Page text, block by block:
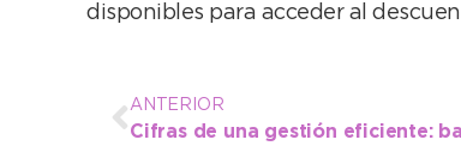
disponibles para acceder al
ANTERIOR